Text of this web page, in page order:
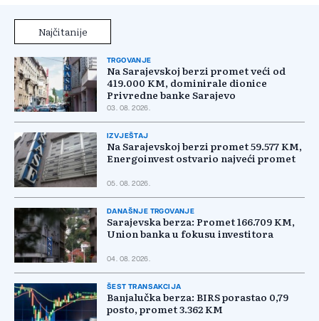
Najčitanije
TRGOVANJE
Na Sarajevskoj berzi promet veći od
419.000 KM, dominirale dionice
Privredne banke Sarajevo
03. 08. 2026.
IZVJEŠTAJ
Na Sarajevskoj berzi promet 59.577 KM,
Energoinvest ostvario najveći promet
05. 08. 2026.
DANAŠNJE TRGOVANJE
Sarajevska berza: Promet 166.709 KM,
Union banka u fokusu investitora
04. 08. 2026.
ŠEST TRANSAKCIJA
Banjalučka berza: BIRS porastao 0,79
posto, promet 3.362 KM